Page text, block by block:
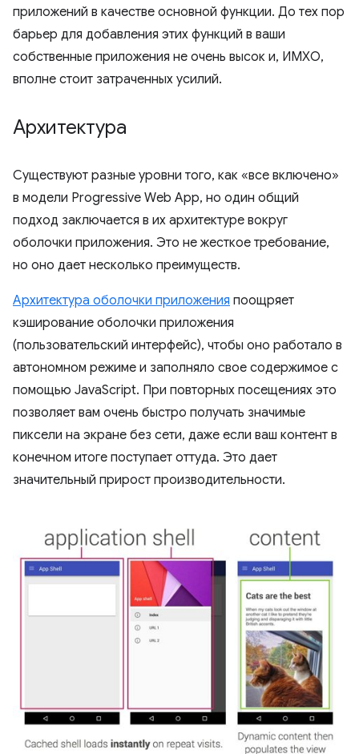
приложений в качестве основной функции. До тех пор
барьер для добавления этих функций в ваши
собственные приложения не очень высок и, ИМХО,
вполне стоит затраченных усилий.
Архитектура
Существуют разные уровни того, как «все включено»
в модели Progressive Web App, но один общий
подход заключается в их архитектуре вокруг
оболочки приложения. Это не жесткое требование,
но оно дает несколько преимуществ.
Архитектура оболочки приложения поощряет
кэширование оболочки приложения
(пользовательский интерфейс), чтобы оно работало в
автономном режиме и заполняло свое содержимое с
помощью JavaScript. При повторных посещениях это
позволяет вам очень быстро получать значимые
пиксели на экране без сети, даже если ваш контент в
конечном итоге поступает оттуда. Это дает
значительный прирост производительности.